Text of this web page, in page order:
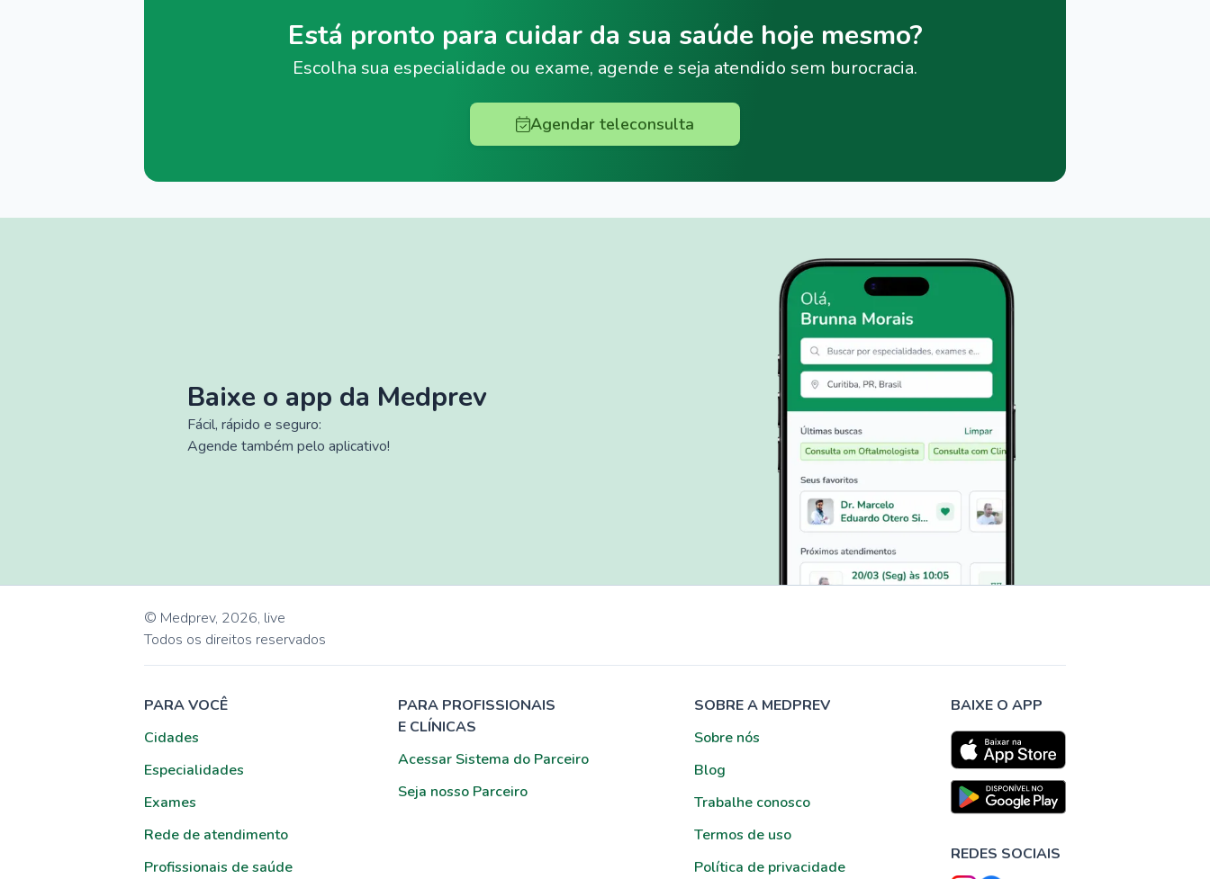
Está pronto para cuidar da sua saúde hoje mesmo?
Escolha sua especialidade ou exame, agende e seja atendido sem burocracia.
Agendar teleconsulta
Baixe o app da Medprev
Fácil, rápido e seguro:
Agende também pelo aplicativo!
© Medprev, 2026, live
Todos os direitos reservados
PARA VOCÊ
Cidades
Especialidades
Exames
Rede de atendimento
Profissionais de saúde
PARA PROFISSIONAIS
E CLÍNICAS
Acessar Sistema do Parceiro
Seja nosso Parceiro
SOBRE A MEDPREV
Sobre nós
Blog
Trabalhe conosco
Termos de uso
Política de privacidade
BAIXE O APP
REDES SOCIAIS